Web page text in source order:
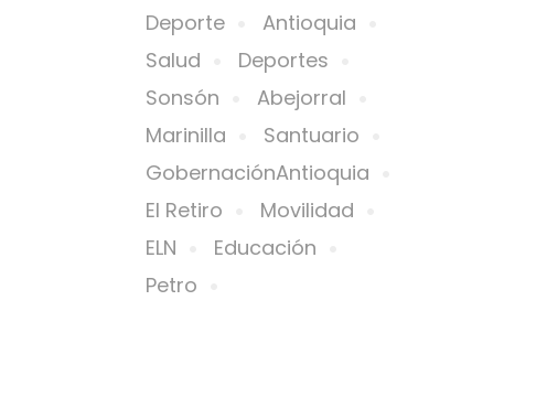
Deporte
Antioquia
Salud
Deportes
Sonsón
Abejorral
Marinilla
Santuario
GobernaciónAntioquia
El Retiro
Movilidad
ELN
Educación
Petro